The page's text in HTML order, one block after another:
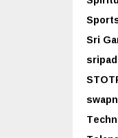
Sri